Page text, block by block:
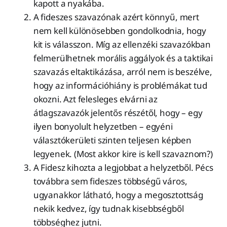
kapott a nyakába.
A fideszes szavazónak azért könnyű, mert
nem kell különösebben gondolkodnia, hogy
kit is válasszon. Míg az ellenzéki szavazókban
felmerülhetnek morális aggályok és a taktikai
szavazás eltaktikázása, arról nem is beszélve,
hogy az információhiány is problémákat tud
okozni. Azt felesleges elvárni az
átlagszavazók jelentős részétől, hogy – egy
ilyen bonyolult helyzetben – egyéni
választókerületi szinten teljesen képben
legyenek. (Most akkor kire is kell szavaznom?)
A Fidesz kihozta a legjobbat a helyzetből. Pécs
továbbra sem fideszes többségű város,
ugyanakkor látható, hogy a megosztottság
nekik kedvez, így tudnak kisebbségből
többséghez jutni.